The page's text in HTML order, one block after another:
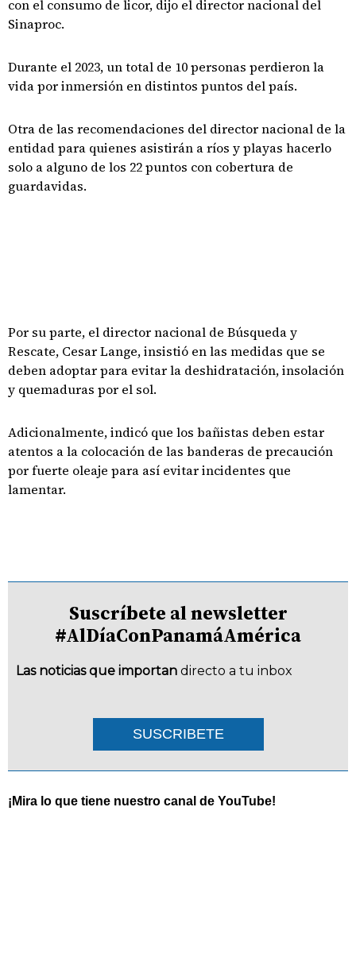
con el consumo de licor, dijo el director nacional del
Sinaproc.
Durante el 2023, un total de 10 personas perdieron la
vida por inmersión en distintos puntos del país.
Otra de las recomendaciones del director nacional de la
entidad para quienes asistirán a ríos y playas hacerlo
solo a alguno de los 22 puntos con cobertura de
guardavidas.
Por su parte, el director nacional de Búsqueda y
Rescate, Cesar Lange, insistió en las medidas que se
deben adoptar para evitar la deshidratación, insolación
y quemaduras por el sol.
Adicionalmente, indicó que los bañistas deben estar
atentos a la colocación de las banderas de precaución
por fuerte oleaje para así evitar incidentes que
lamentar.
Suscríbete al newsletter
#AlDíaConPanamáAmérica
Las noticias que importan directo a tu inbox
SUSCRIBETE
¡Mira lo que tiene nuestro canal de YouTube!